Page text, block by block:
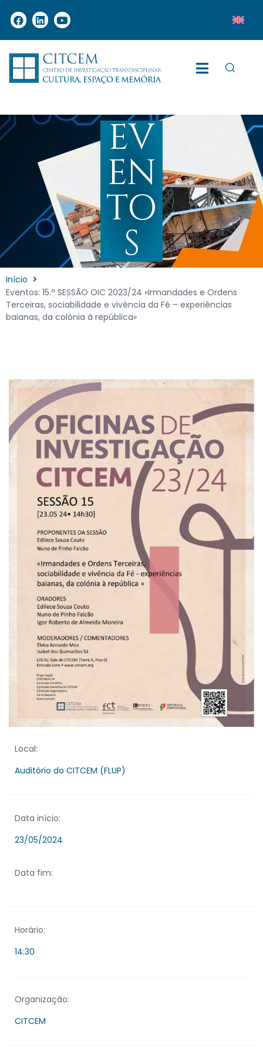
EV
EN
TO
S
Início
Eventos: 15.ª SESSÃO OIC 2023/24 «Irmandades e Ordens
Terceiras, sociabilidade e vivência da Fé – experiências
baianas, da colónia à república»
Local:
Auditório do CITCEM (FLUP)
Data início:
23/05/2024
Data fim:
Horário:
14:30
Organização:
CITCEM